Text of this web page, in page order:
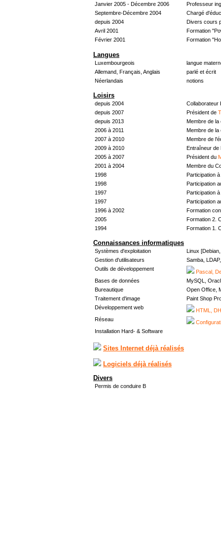
Janvier 2005 - Décembre 2006
Professeur
Septembre-Décembre 2004
Chargé
depuis 2004
Divers cours
Avril 2001
Formation
Février 2001
Formation
Langues
Luxembourgeois
langue
Allemand, Français, Anglais
parlé et écrit
Néerlandais
notions
Loisirs
depuis 2004
Collaborateur
depuis 2007
Président de
depuis 2013
Membre de
2006 à 2011
Membre de
2007 à 2010
Membre de
2009 à 2010
Entraîneur de
2005 à 2007
Président du
2001 à 2004
Membre du
1998
Participation à
1998
Participation
1997
Participation à
1997
Participation
1996 à 2002
Formation
2005
Formation 2.
1994
Formation 1.
Connaissances informatiques
Systèmes d'exploitation
Linux
Gestion d'utilisateurs
Samba,
Outils de développement
Pascal,
Bases de données
MySQL,
Bureautique
Open Office,
Traitement d'image
Paint Shop
Développement web
HTML,
Réseau
Installation Hard- & Software
Sites Internet déjà réalisés
Logiciels déjà réalisés
Divers
Permis de conduire B